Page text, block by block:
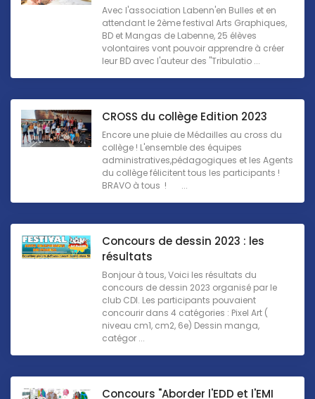
Avec l'association Labenn'en Bulles et en
attendant le 2ème festival Arts Graphiques,
BD et Mangas de Labenne, 25 élèves
volontaires vont pouvoir apprendre à créer
leur BD avec l'auteur des "Tribulatio ...
CROSS du collège Edition 2023
Encore une pluie de Médailles au cross du
collège ! L'ensemble des équipes
administratives,pédagogiques et les Agents
du collège félicitent tous les participants !
BRAVO à tous ! ...
Concours de dessin 2023 : les
résultats
Bonjour à tous, Voici les résultats du
concours de dessin 2023 organisé par le
club CDI. Les participants pouvaient
concourir dans 4 catégories : Pixel Art (
niveau cm1, cm2, 6e) Dessin manga,
catégor ...
Concours "Aborder l'EDD et l'EMI